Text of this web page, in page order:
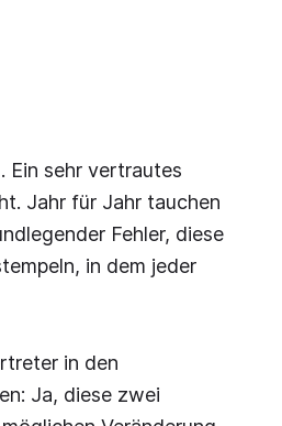
Ein sehr vertrautes
Jahr für Jahr tauchen
Fehler, diese
in dem jeder
in den
Ja, diese zwei